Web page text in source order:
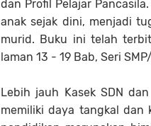
dan Profil Pelajar
anak sejak dini, menjadi
murid. Buku ini telah
laman 13 - 19 Bab, Seri
Lebih jauh Kasek SDN
memiliki daya tangkal dan